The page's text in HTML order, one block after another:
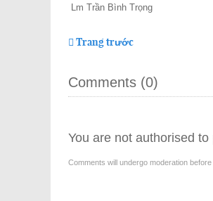
Lm Trần Bình Trọng
Trang trước
Comments (0)
You are not authorised
Comments will undergo moderation before